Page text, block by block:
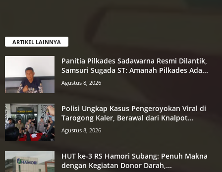
ARTIKEL LAINNYA
Panitia Pilkades Sadawarna Resmi Dilantik,
Samsuri Sugada ST: Amanah Pilkades Ada...
Agustus 8, 2026
Polisi Ungkap Kasus Pengeroyokan Viral di
Tarogong Kaler, Berawal dari Knalpot...
Agustus 8, 2026
HUT ke-3 RS Hamori Subang: Penuh Makna
dengan Kegiatan Donor Darah,...